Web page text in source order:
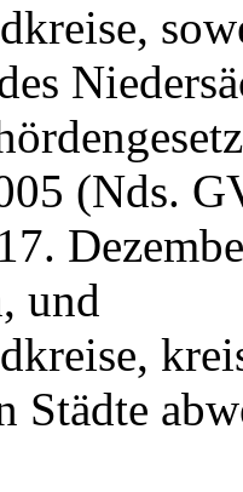
(Nds.
und
Städte